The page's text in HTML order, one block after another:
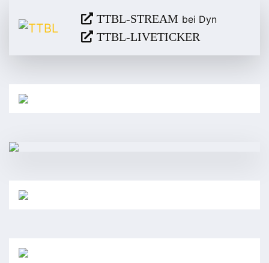
TTBL-STREAM bei Dyn
TTBL-LIVETICKER